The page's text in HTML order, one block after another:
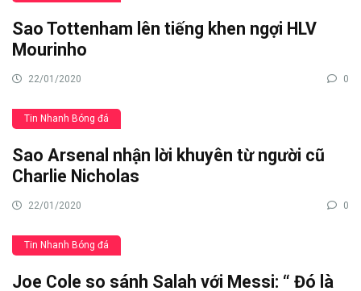
Sao Tottenham lên tiếng khen ngợi HLV
Mourinho
22/01/2020 0
Tin Nhanh Bóng đá
Sao Arsenal nhận lời khuyên từ người cũ
Charlie Nicholas
22/01/2020 0
Tin Nhanh Bóng đá
Joe Cole so sánh Salah với Messi: “ Đó là